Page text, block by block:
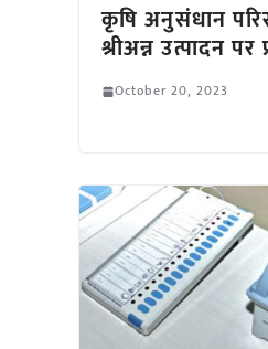
कृषि अनुसंधान
श्रीअन्न उत्पादन
October 20, 2023